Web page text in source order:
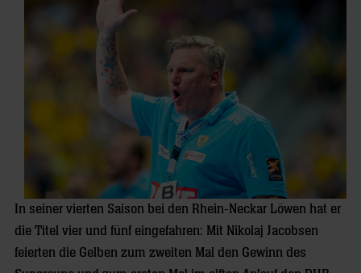
In seiner vierten Saison bei den Rhein-Neckar Löwen hat er
die Titel vier und fünf eingefahren: Mit Nikolaj Jacobsen
feierten die Gelben zum zweiten Mal den Gewinn des